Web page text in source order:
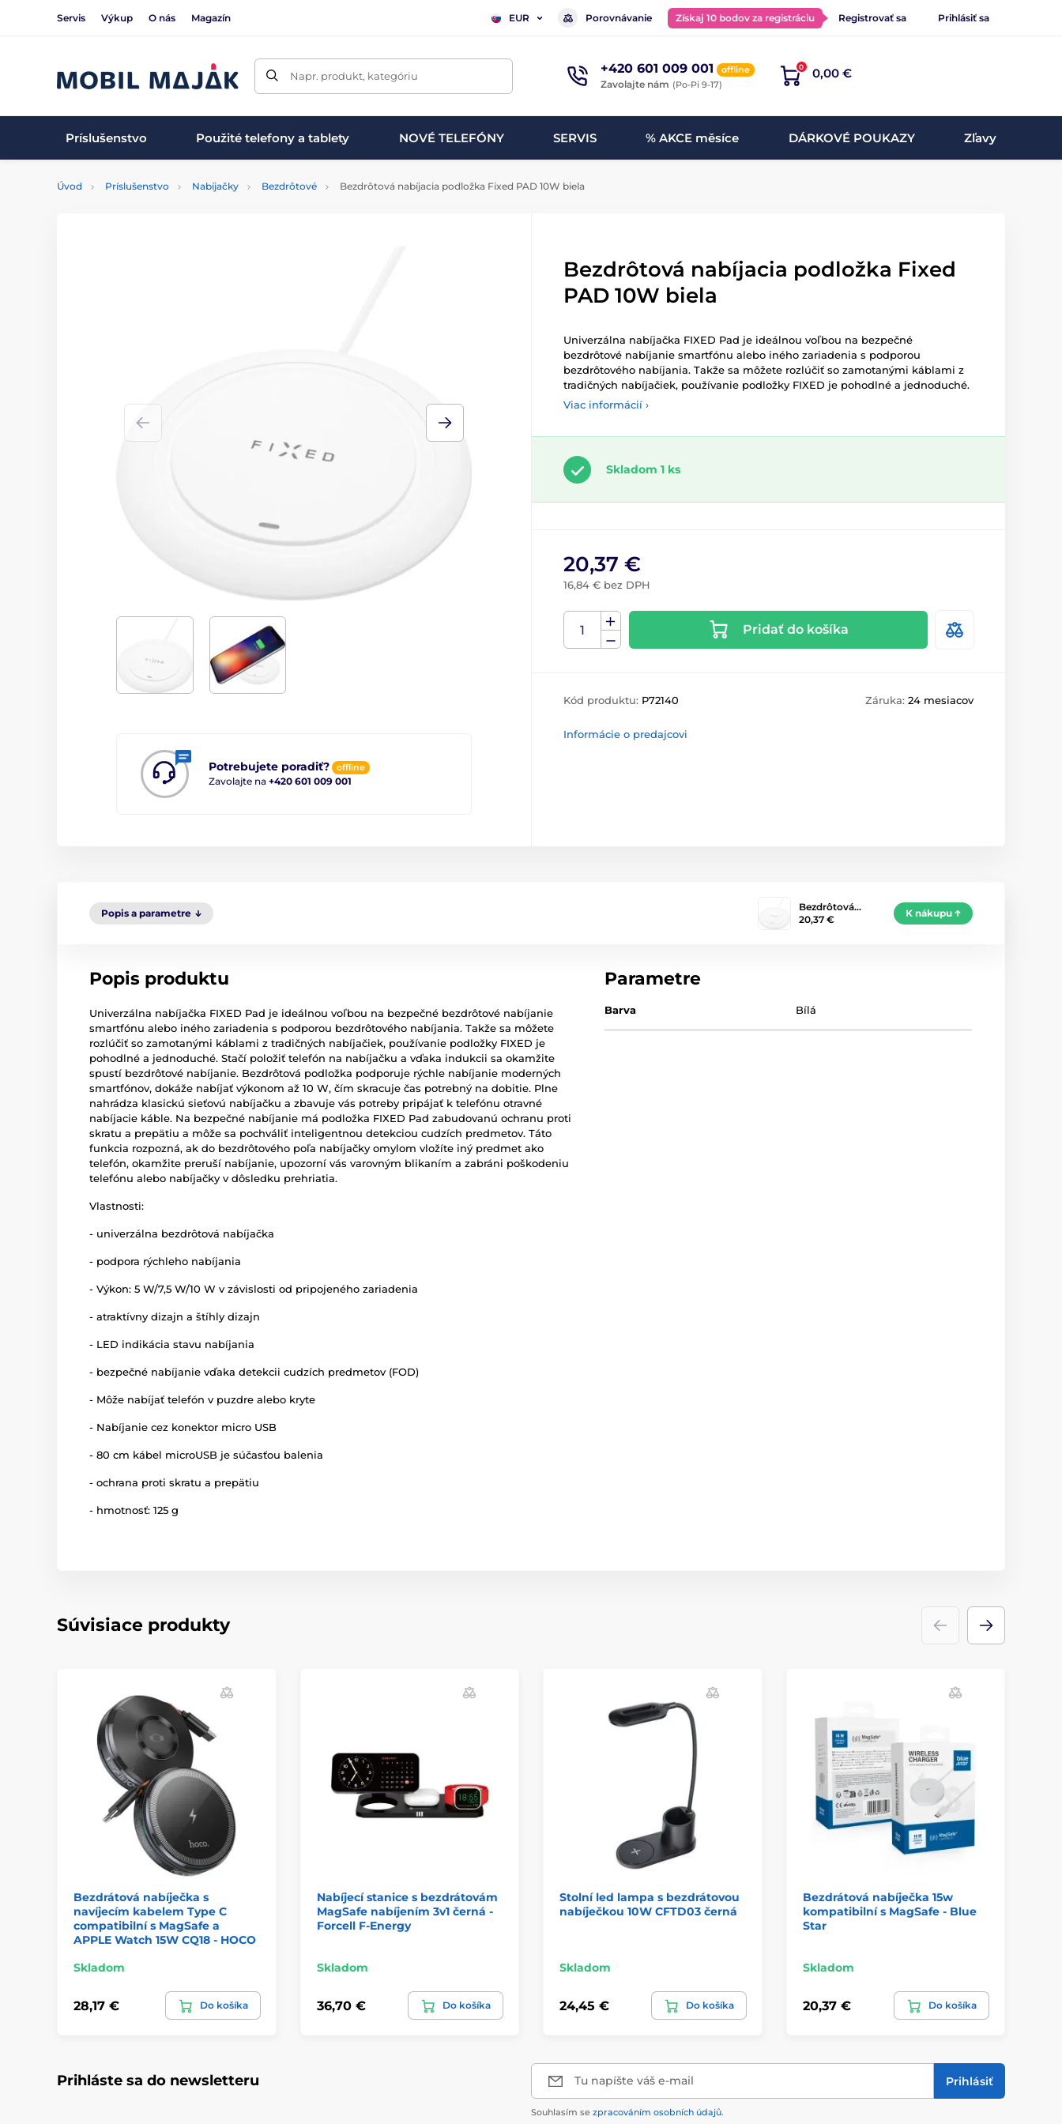
Servis Výkup O nás Magazín EUR Porovnávanie Získaj 10 bodov za registráciu Registrovať sa Prihlásiť sa
Napr. produkt, kategóriu +420 601 009 001 offline
Zavolajte nám (Po-Pi 9-17)
0 0,00 €
Príslušenstvo Použité telefony a tablety NOVÉ TELEFÓNY SERVIS % AKCE měsíce DÁRKOVÉ POUKAZY Zľavy
Úvod Príslušenstvo Nabíjačky Bezdrôtové Bezdrôtová nabíjacia podložka Fixed PAD 10W biela
Potrebujete poradiť? offline
Zavolajte na +420 601 009 001
Bezdrôtová nabíjacia podložka Fixed
PAD 10W biela
Univerzálna nabíjačka FIXED Pad je ideálnou voľbou na bezpečné
bezdrôtové nabíjanie smartfónu alebo iného zariadenia s podporou
bezdrôtového nabíjania. Takže sa môžete rozlúčiť so zamotanými káblami z
tradičných nabíjačiek, používanie podložky FIXED je pohodlné a jednoduché.
Viac informácií ›
Skladom 1 ks
20,37 €
16,84 € bez DPH
Pridať do košíka
Kód produktu: P72140 Záruka: 24 mesiacov
Informácie o predajcovi
Popis a parametre
Bezdrôtová…
20,37 €
K nákupu
Popis produktu
Univerzálna nabíjačka FIXED Pad je ideálnou voľbou na bezpečné bezdrôtové nabíjanie
smartfónu alebo iného zariadenia s podporou bezdrôtového nabíjania. Takže sa môžete
rozlúčiť so zamotanými káblami z tradičných nabíjačiek, používanie podložky FIXED je
pohodlné a jednoduché. Stačí položiť telefón na nabíjačku a vďaka indukcii sa okamžite
spustí bezdrôtové nabíjanie. Bezdrôtová podložka podporuje rýchle nabíjanie moderných
smartfónov, dokáže nabíjať výkonom až 10 W, čím skracuje čas potrebný na dobitie. Plne
nahrádza klasickú sieťovú nabíjačku a zbavuje vás potreby pripájať k telefónu otravné
nabíjacie káble. Na bezpečné nabíjanie má podložka FIXED Pad zabudovanú ochranu proti
skratu a prepätiu a môže sa pochváliť inteligentnou detekciou cudzích predmetov. Táto
funkcia rozpozná, ak do bezdrôtového poľa nabíjačky omylom vložíte iný predmet ako
telefón, okamžite preruší nabíjanie, upozorní vás varovným blikaním a zabráni poškodeniu
telefónu alebo nabíjačky v dôsledku prehriatia.
Vlastnosti:
- univerzálna bezdrôtová nabíjačka
- podpora rýchleho nabíjania
- Výkon: 5 W/7,5 W/10 W v závislosti od pripojeného zariadenia
- atraktívny dizajn a štíhly dizajn
- LED indikácia stavu nabíjania
- bezpečné nabíjanie vďaka detekcii cudzích predmetov (FOD)
- Môže nabíjať telefón v puzdre alebo kryte
- Nabíjanie cez konektor micro USB
- 80 cm kábel microUSB je súčasťou balenia
- ochrana proti skratu a prepätiu
- hmotnosť: 125 g
Parametre
Barva Bílá
Súvisiace produkty
Bezdrátová nabíječka s
navíjecím kabelem Type C
compatibilní s MagSafe a
APPLE Watch 15W CQ18 - HOCO
Skladom
28,17 € Do košíka
Nabíjecí stanice s bezdrátovám
MagSafe nabíjením 3v1 černá -
Forcell F-Energy
Skladom
36,70 € Do košíka
Stolní led lampa s bezdrátovou
nabíječkou 10W CFTD03 černá
Skladom
24,45 € Do košíka
Bezdrátová nabíječka 15w
kompatibilní s MagSafe - Blue
Star
Skladom
20,37 € Do košíka
Prihláste sa do newsletteru Tu napíšte váš e-mail Prihlásiť
Souhlasím se zpracováním osobních údajů.